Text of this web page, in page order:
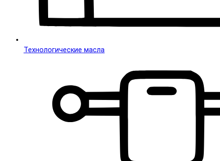
Технологические масла